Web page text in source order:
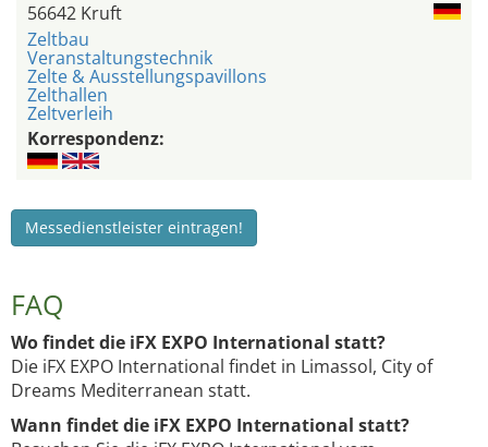
56642 Kruft
Zeltbau
Veranstaltungstechnik
Zelte & Ausstellungspavillons
Zelthallen
Zeltverleih
Korrespondenz:
Messedienstleister eintragen!
FAQ
Wo findet die iFX EXPO International statt?
Die iFX EXPO International findet in Limassol, City of
Dreams Mediterranean statt.
Wann findet die iFX EXPO International statt?